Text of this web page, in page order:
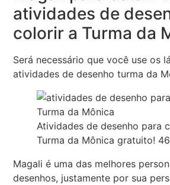
atividades de
colorir a Turma da
Será necessário que você use os
atividades de desenho turma da
Atividades de desenho para
Turma da Mônica gratuito! 46
Magali é uma das melhores
desenhos, justamente por sua